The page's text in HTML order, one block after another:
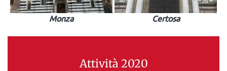
Monza Certosa
Attività 2020